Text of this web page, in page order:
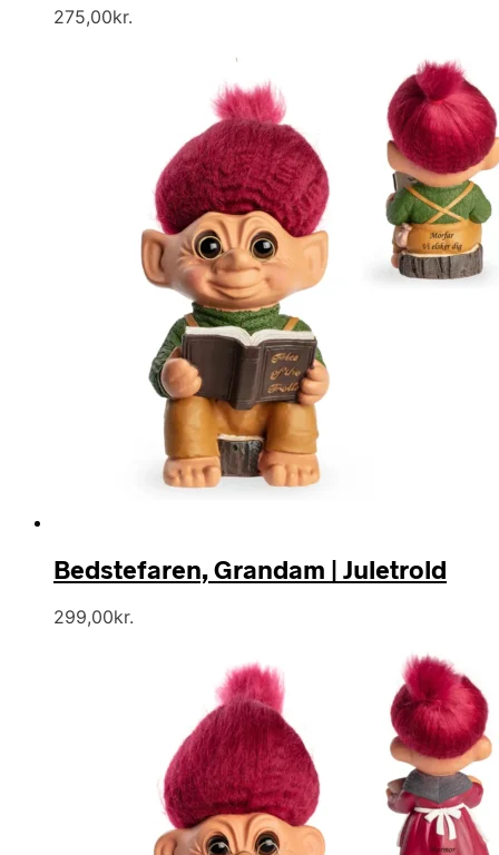
275,00kr.
Bedstefaren, Grandam | Juletrold
299,00kr.